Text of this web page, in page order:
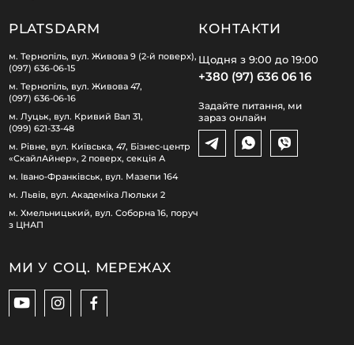
PLATSDARM
м. Тернопіль, вул. Живова 9 (2-й поверх),
(097) 636-06-15
м. Тернопіль, вул. Живова 47,
(097) 636-06-16
м. Луцьк, вул. Кривий Вал 31,
(099) 621-33-48
м. Рівне, вул. Київська, 47, Бізнес-центр
«СкайлАйнер», 2 поверх, секція А
м. Івано-Франківськ, вул. Мазепи 164
м. Львів, вул. Академіка Люльки 2
м. Хмельницький, вул. Соборна 16, поруч
з ЦНАП
КОНТАКТИ
Щодня з 9:00 до 19:00
+380 (97) 636 06 16
Задайте питання, ми
зараз онлайн
МИ У СОЦ. МЕРЕЖАХ